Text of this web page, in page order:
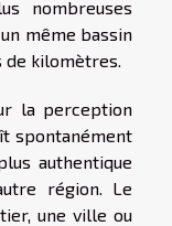
nombreuses
même bassin
kilomètres.
la perception
spontanément
authentique
région. Le
une ville ou